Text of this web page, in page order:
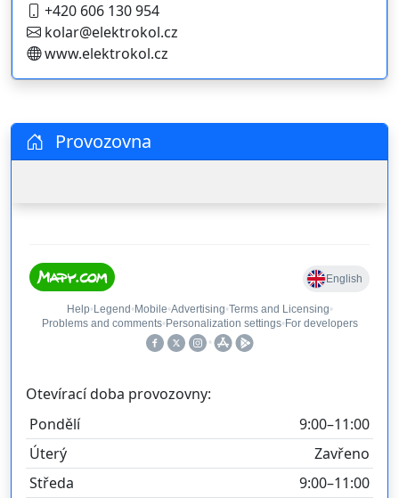
+420 606 130 954
kolar@elektrokol.cz
www.elektrokol.cz
Provozovna
Otevírací doba provozovny:
Pondělí
9:00–11:00
Úterý
Zavřeno
Středa
9:00–11:00